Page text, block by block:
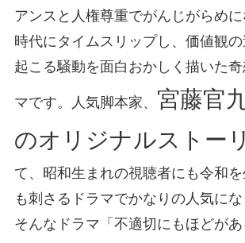
アンスと人権尊重でがんじがらめ
時代にタイムスリップし、価値観
起こる騒動を面白おかしく描いた
マです。人気脚本家、 宮藤官
のオリジナルストー
て、昭和生まれの視聴者にも令和
も刺さるドラマでかなりの人気にな
そんなドラマ「不適切にもほどが